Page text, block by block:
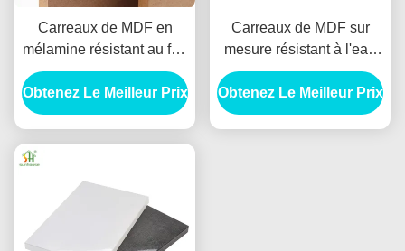
Carreaux de MDF en
mélamine résistant au feu
d'une épaisseur de 1/2
pouce pour la décoration
intérieure
Obtenez Le Meilleur Prix
Carreaux de MDF sur
mesure résistant à l'eau
résistant aux termites
intérieur Carreaux de
MDF pour meubles
Obtenez Le Meilleur Prix